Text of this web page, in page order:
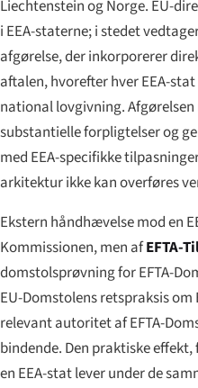
Liechtenstein og Norge. EU-
i EEA-staterne; i stedet
afgørelse, der inkorporerer
aftalen, hvorefter hver EEA-
national lovgivning.
substantielle forpligtelser og
med EEA-specifikke
arkitektur ikke kan overføres
Ekstern håndhævelse mod en
Kommissionen, men afEFTA-
domstolsprøvning for EFTA-
EU-Domstolens retspraksis
relevant autoritet af EFTA-
bindende. Den praktiske
en EEA-stat lever under de